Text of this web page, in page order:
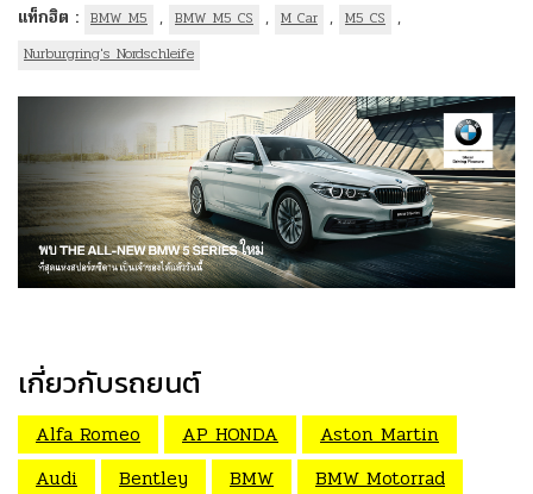
แท็กฮิต : BMW M5 , BMW M5 CS , M Car , M5 CS ,
Nurburgring's Nordschleife
เกี่ยวกับรถยนต์
Alfa Romeo AP HONDA
Aston Martin
Audi
Bentley BMW
BMW Motorrad